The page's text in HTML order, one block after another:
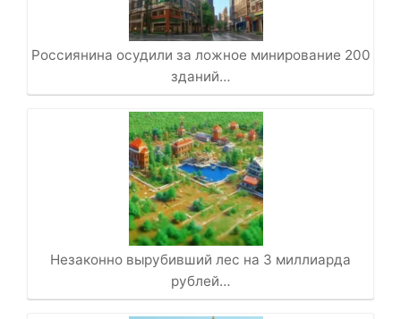
Россиянина осудили за ложное минирование 200
зданий…
Незаконно вырубивший лес на 3 миллиарда
рублей…